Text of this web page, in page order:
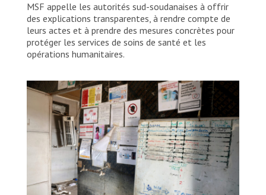
MSF appelle les autorités sud-soudanaises à offrir
des explications transparentes, à rendre compte de
leurs actes et à prendre des mesures concrètes pour
protéger les services de soins de santé et les
opérations humanitaires.